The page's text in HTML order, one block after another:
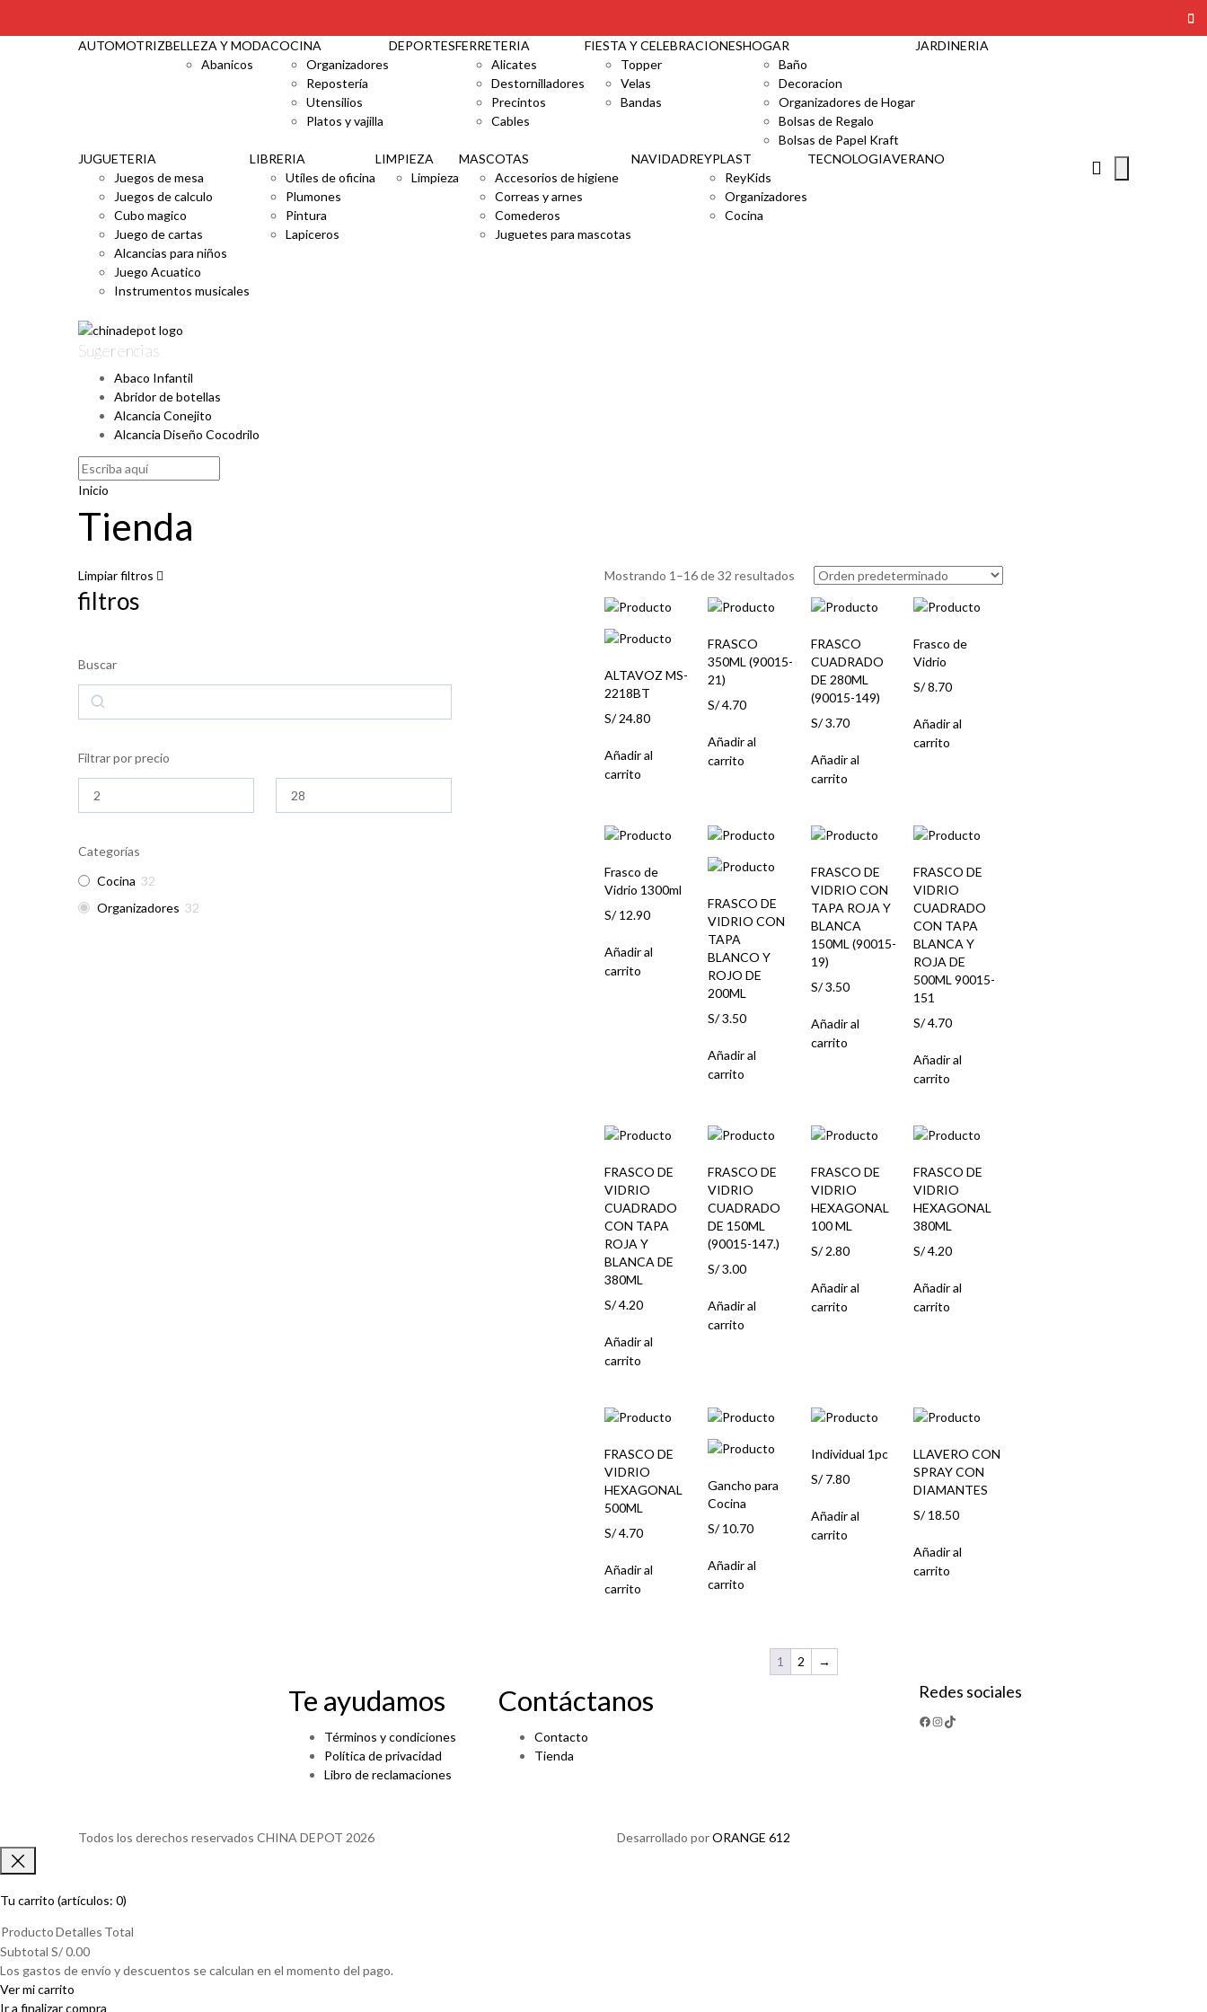
AUTOMOTRIZBELLEZA Y MODA
Abanicos
COCINA
Organizadores
Repostería
Utensilios
Platos y vajilla
DEPORTESFERRETERIA
Alicates
Destornilladores
Precintos
Cables
FIESTA Y CELEBRACIONES
Topper
Velas
Bandas
HOGAR
Baño
Decoracion
Organizadores de Hogar
Bolsas de Regalo
Bolsas de Papel Kraft
JARDINERIA
JUGUETERIA
Juegos de mesa
Juegos de calculo
Cubo magico
Juego de cartas
Alcancias para niños
Juego Acuatico
Instrumentos musicales
LIBRERIA
Utíles de oficina
Plumones
Pintura
Lapiceros
LIMPIEZA
Limpieza
MASCOTAS
Accesorios de higiene
Correas y arnes
Comederos
Juguetes para mascotas
NAVIDADREYPLAST
ReyKids
Organizadores
Cocina
TECNOLOGIAVERANO
Sugerencias
Abaco Infantil
Abridor de botellas
Alcancia Conejito
Alcancia Diseño Cocodrilo
Inicio
Tienda
Limpiar filtros
filtros
Buscar
Buscar
Filtrar por precio
Categorías
Cocina 32
Organizadores 32
Mostrando 1–16 de 32 resultados
ALTAVOZ MS-
2218BT
S/24.80
Añadir al
carrito
FRASCO
350ML (90015-
21)
S/4.70
Añadir al
carrito
FRASCO
CUADRADO
DE 280ML
(90015-149)
S/3.70
Añadir al
carrito
Frasco de
Vidrio
S/8.70
Añadir al
carrito
Frasco de
Vidrio 1300ml
S/12.90
Añadir al
carrito
FRASCO DE
VIDRIO CON
TAPA
BLANCO Y
ROJO DE
200ML
S/3.50
Añadir al
carrito
FRASCO DE
VIDRIO CON
TAPA ROJA Y
BLANCA
150ML (90015-
19)
S/3.50
Añadir al
carrito
FRASCO DE
VIDRIO
CUADRADO
CON TAPA
BLANCA Y
ROJA DE
500ML 90015-
151
S/4.70
Añadir al
carrito
FRASCO DE
VIDRIO
CUADRADO
CON TAPA
ROJA Y
BLANCA DE
380ML
S/4.20
Añadir al
carrito
FRASCO DE
VIDRIO
CUADRADO
DE 150ML
(90015-147.)
S/3.00
Añadir al
carrito
FRASCO DE
VIDRIO
HEXAGONAL
100 ML
S/2.80
Añadir al
carrito
FRASCO DE
VIDRIO
HEXAGONAL
380ML
S/4.20
Añadir al
carrito
FRASCO DE
VIDRIO
HEXAGONAL
500ML
S/4.70
Añadir al
carrito
Gancho para
Cocina
S/10.70
Añadir al
carrito
Individual 1pc
S/7.80
Añadir al
carrito
LLAVERO CON
SPRAY CON
DIAMANTES
S/18.50
Añadir al
carrito
1 2 →
Te ayudamos
Términos y condiciones
Política de privacidad
Libro de reclamaciones
Contáctanos
Contacto
Tienda
Redes sociales
Facebook Instagram TikTok
Todos los derechos reservados CHINA DEPOT 2026 Desarrollado porORANGE 612
Tu carrito (artículos: 0)
Productos
del
ProductoDetalles Total
Subtotal S/ 0.00
Los gastos de envío y descuentos se calculan en el momento del pago.
Ver mi carrito
Ir a finalizar compra